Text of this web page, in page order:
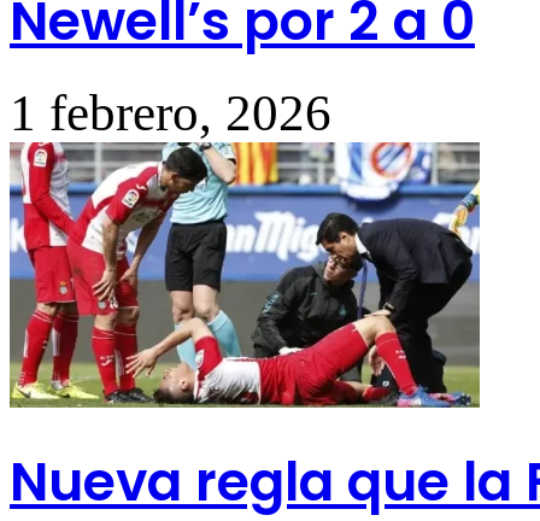
Newell’s por 2 a 0
1 febrero, 2026
Nueva regla que la